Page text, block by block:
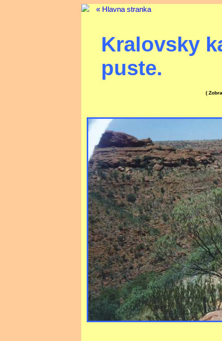
« Hlavna stranka
Kralovsky
puste.
(